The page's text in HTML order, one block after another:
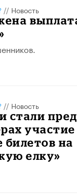
// Новость
// Новость
участие
на
елку»